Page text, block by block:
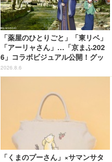
「薬屋のひとりごと」「東リベ」
「アーリャさん」…「京まふ202
6」コラボビジュアル公開！グッ
ズなどの最新情報も
2026.8.6
「くまのプーさん」×サマンサタ